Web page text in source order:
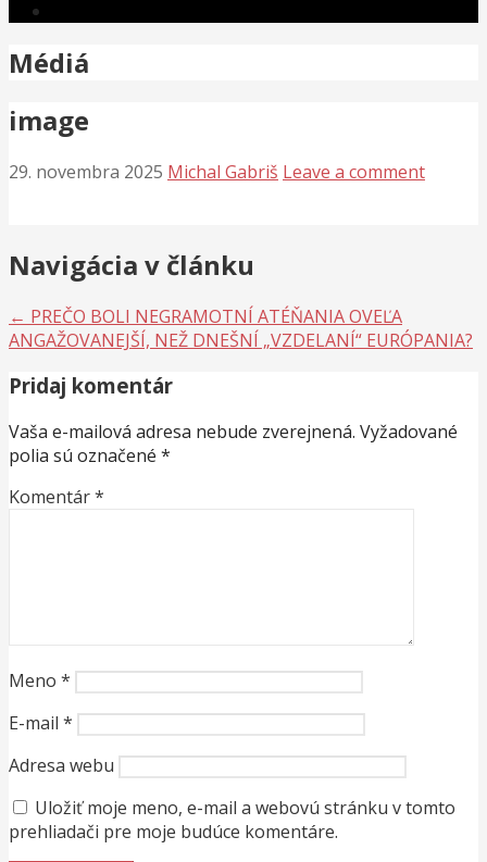
Médiá
image
29. novembra 2025 Michal Gabriš Leave a comment
Navigácia v článku
← PREČO BOLI NEGRAMOTNÍ ATÉŇANIA OVEĽA
ANGAŽOVANEJŠÍ, NEŽ DNEŠNÍ „VZDELANÍ“ EURÓPANIA?
Pridaj komentár
Vaša e-mailová adresa nebude zverejnená. Vyžadované
polia sú označené *
Komentár*
Meno *
E-mail *
Adresa webu
Uložiť moje meno, e-mail a webovú stránku v tomto
prehliadači pre moje budúce komentáre.